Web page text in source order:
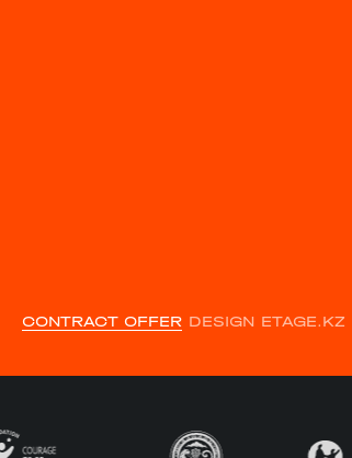
CONTRACT OFFER DESIGN ETAGE.KZ